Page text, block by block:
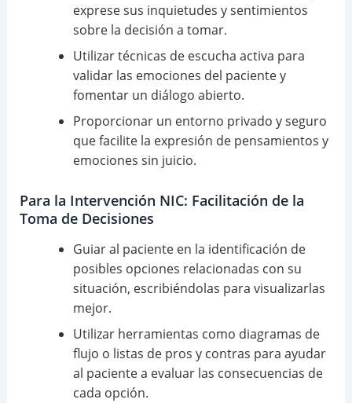
exprese sus inquietudes y sentimientos
sobre la decisión a tomar.
Utilizar técnicas de escucha activa para
validar las emociones del paciente y
fomentar un diálogo abierto.
Proporcionar un entorno privado y seguro
que facilite la expresión de pensamientos y
emociones sin juicio.
Para la Intervención NIC: Facilitación de la
Toma de Decisiones
Guiar al paciente en la identificación de
posibles opciones relacionadas con su
situación, escribiéndolas para visualizarlas
mejor.
Utilizar herramientas como diagramas de
flujo o listas de pros y contras para ayudar
al paciente a evaluar las consecuencias de
cada opción.